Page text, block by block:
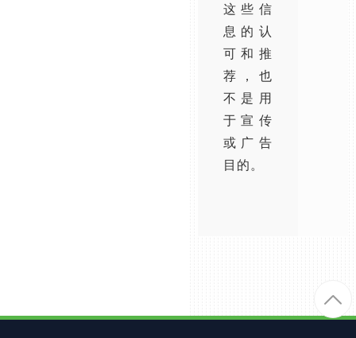
这些信
息的认
可和推
荐，也
不是用
于宣传
或广告
目的。